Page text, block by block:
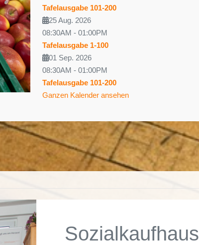
Tafelausgabe 101-200
25 Aug. 2026
08:30AM - 01:00PM
Tafelausgabe 1-100
01 Sep. 2026
08:30AM - 01:00PM
Tafelausgabe 101-200
Ganzen Kalender ansehen
Sozialkaufhaus